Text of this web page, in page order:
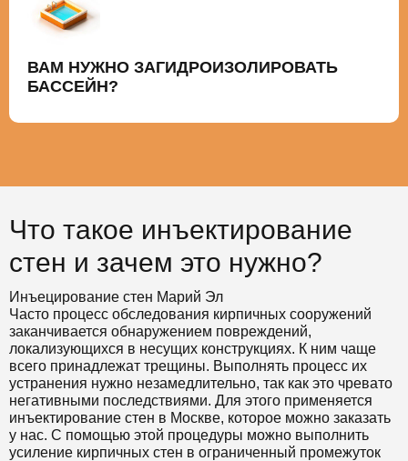
ВАМ НУЖНО ЗАГИДРОИЗОЛИРОВАТЬ
БАССЕЙН?
Что такое инъектирование
стен и зачем это нужно?
Инъецирование стен Марий Эл
Часто процесс обследования кирпичных сооружений
заканчивается обнаружением повреждений,
локализующихся в несущих конструкциях. К ним чаще
всего принадлежат трещины. Выполнять процесс их
устранения нужно незамедлительно, так как это чревато
негативными последствиями. Для этого применяется
инъектирование стен в Москве, которое можно заказать
у нас. С помощью этой процедуры можно выполнить
усиление кирпичных стен в ограниченный промежуток